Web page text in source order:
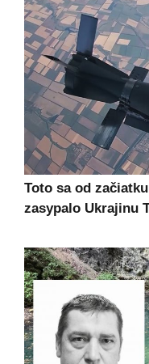
Toto sa od
zasypalo Ukrajinu